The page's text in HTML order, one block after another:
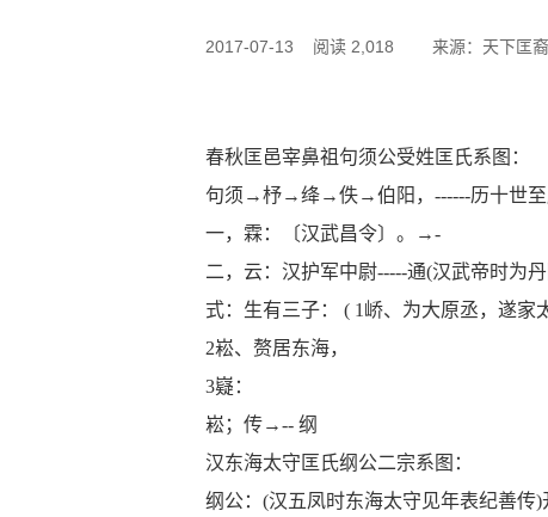
2017-07-13 阅读 2,018 来源：天下匡
春秋匡邑宰鼻祖句须公受姓匡氏系图：
句须→杼→绛→佚→伯阳， ------历十世至
一，霖：〔汉武昌令〕。→-
二，云：汉护军中尉-----通(汉武帝时为
式：生有三子：
( 1 峤、为大原丞，遂家
2崧、赘居东海，
3嶷：
崧；传→-- 纲
汉东海太守匡氏纲公二宗系图：
纲公： (汉五凤时东海太守见年表纪善传)